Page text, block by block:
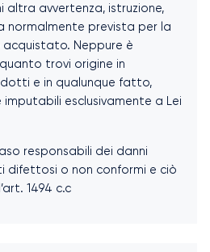
altra avvertenza, istruzione,
normalmente prevista per la
Neppure è
trovi origine in
e in qualunque fatto,
esclusivamente a Lei
responsabili dei danni
o non conformi e ciò
1494 c.c